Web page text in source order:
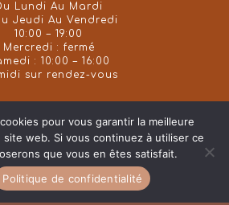
Lundi Au Mardi
Jeudi Au Vendredi
10:00 – 19:00
Mercredi : fermé
: 10:00 – 16:00
sur rendez-vous
instagramphone email
pour vous garantir la meilleure
web. Si vous continuez à utiliser ce
que vous en êtes satisfait.
Politique de confidentialité